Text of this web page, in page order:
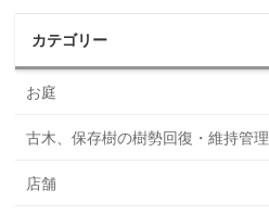
カテゴリー
お庭
古木、保存樹の樹勢回復・維持管理
店舗